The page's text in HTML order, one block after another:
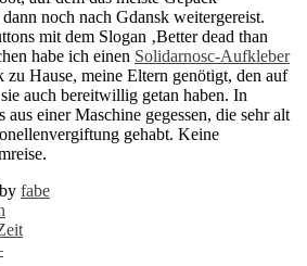
noch nach Gdansk weitergereist.
mit dem Slogan ‚Better dead than
habe ich einen Solidarnosc-Aufkleber
zu Hause, meine Eltern genötigt, den auf
auch bereitwillig getan haben. In
aus einer Maschine gegessen, die sehr alt
gehabt. Keine
by fabe